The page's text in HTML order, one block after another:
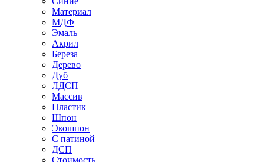
Материал
МДФ
Эмаль
Акрил
Береза
Дерево
Дуб
ЛДСП
Массив
Пластик
Шпон
Экошпон
С патиной
ДСП
Стоимость